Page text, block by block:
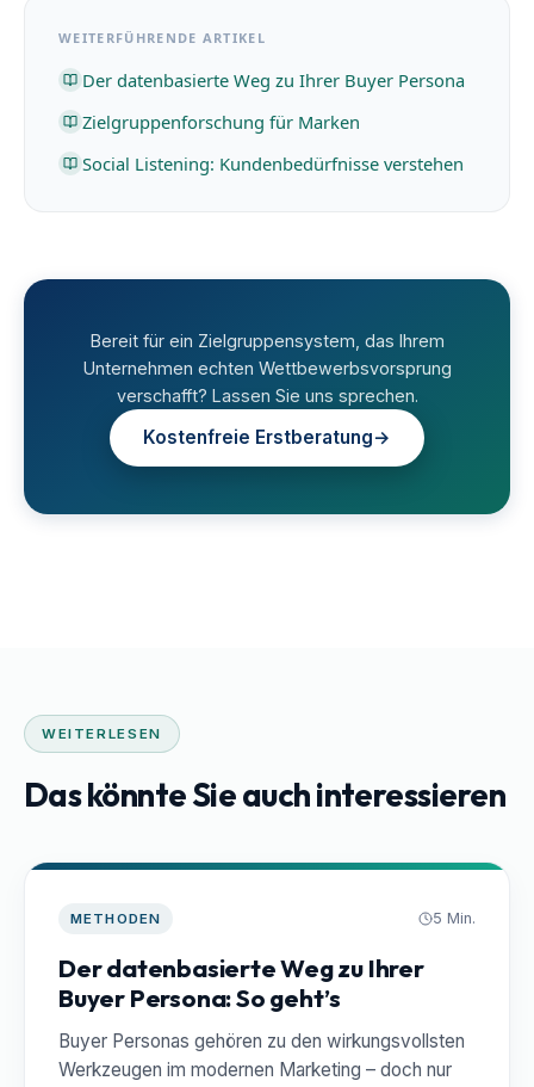
WEITERFÜHRENDE ARTIKEL
Der datenbasierte Weg zu Ihrer Buyer Persona
Zielgruppenforschung für Marken
Social Listening: Kundenbedürfnisse verstehen
Bereit für ein Zielgruppensystem, das Ihrem
Unternehmen echten Wettbewerbsvorsprung
verschafft? Lassen Sie uns sprechen.
Kostenfreie Erstberatung→
WEITERLESEN
Das könnte Sie auch interessieren
METHODEN 5 Min.
Der datenbasierte Weg zu Ihrer
Buyer Persona: So geht’s
Buyer Personas gehören zu den wirkungsvollsten
Werkzeugen im modernen Marketing – doch nur